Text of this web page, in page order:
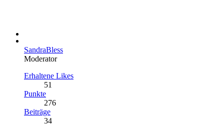
SandraBless
Moderator
Erhaltene Likes
51
Punkte
276
Beiträge
34